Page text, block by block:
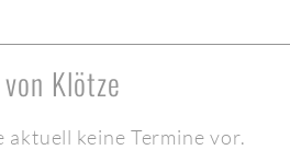
Klötze
keine Termine vor.